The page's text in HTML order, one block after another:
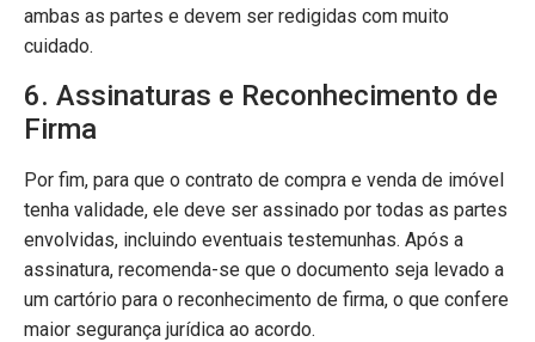
ambas as partes e devem ser redigidas com muito
cuidado.
6. Assinaturas e Reconhecimento de
Firma
Por fim, para que o contrato de compra e venda de imóvel
tenha validade, ele deve ser assinado por todas as partes
envolvidas, incluindo eventuais testemunhas. Após a
assinatura, recomenda-se que o documento seja levado a
um cartório para o reconhecimento de firma, o que confere
maior segurança jurídica ao acordo.